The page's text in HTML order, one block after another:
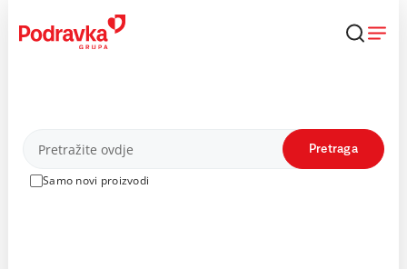
content
Proizvodi
Samo novi proizvodi
Pretraga